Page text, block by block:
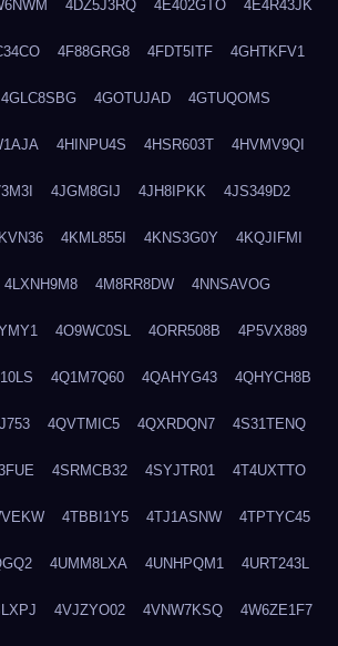
4DZ5J3RQ 4E402GTO 4E4R43JK
4F88GRG8 4FDT5ITF 4GHTKFV1
4GLC8SBG 4GOTUJAD 4GTUQOMS
4HINPU4S 4HSR603T 4HVMV9QI
4JGM8GIJ 4JH8IPKK 4JS349D2
4KML855I 4KNS3G0Y 4KQJIFMI
4LXNH9M8 4M8RR8DW 4NNSAVOG
4O9WC0SL 4ORR508B 4P5VX889
4Q1M7Q60 4QAHYG43 4QHYCH8B
4QVTMIC5 4QXRDQN7 4S31TENQ
4SRMCB32 4SYJTR01 4T4UXTTO
4TBBI1Y5 4TJ1ASNW 4TPTYC45
4UMM8LXA 4UNHPQM1 4URT243L
4VJZYO02 4VNW7KSQ 4W6ZE1F7